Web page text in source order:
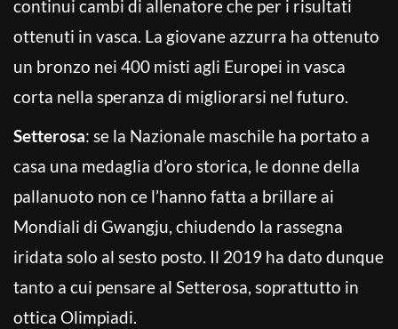
continui cambi di allenatore che per i risultati
ottenuti in vasca. La giovane azzurra ha ottenuto
un bronzo nei 400 misti agli Europei in vasca
corta nella speranza di migliorarsi nel futuro.
Setterosa: se la Nazionale maschile ha portato a
casa una medaglia d’oro storica, le donne della
pallanuoto non ce l’hanno fatta a brillare ai
Mondiali di Gwangju, chiudendo la rassegna
iridata solo al sesto posto. Il 2019 ha dato dunque
tanto a cui pensare al Setterosa, soprattutto in
ottica Olimpiadi.